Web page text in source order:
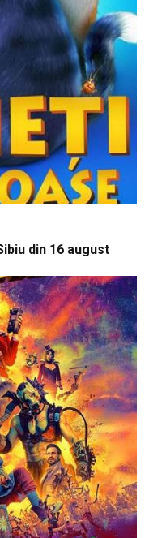
din 16 august